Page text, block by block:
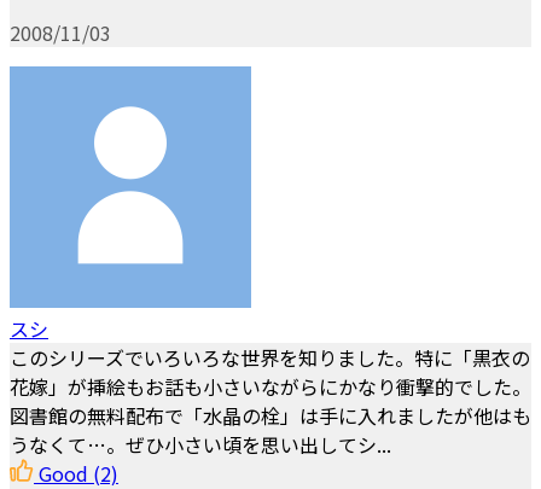
2008/11/03
スシ
このシリーズでいろいろな世界を知りました。特に「黒衣の
花嫁」が挿絵もお話も小さいながらにかなり衝撃的でした。
図書館の無料配布で「水晶の栓」は手に入れましたが他はも
うなくて…。ぜひ小さい頃を思い出してシ...
Good (2)